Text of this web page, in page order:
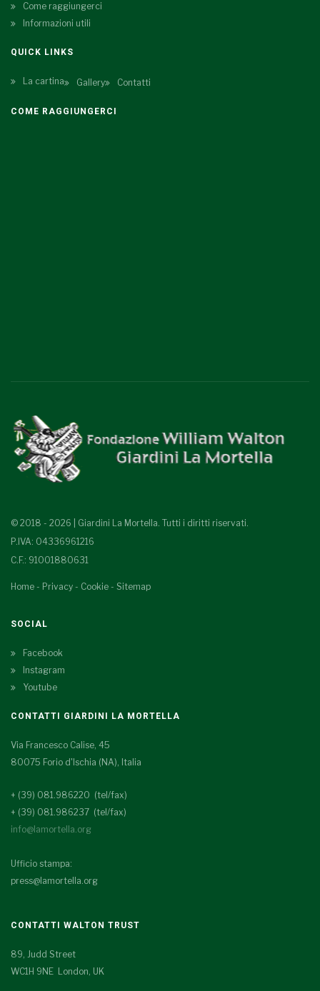
Come raggiungerci
Informazioni utili
QUICK LINKS
La cartina Gallery Contatti
COME RAGGIUNGERCI
© 2018 - 2026 | Giardini La Mortella. Tutti i diritti riservati.
P.IVA: 04336961216
C.F.: 91001880631
Home - Privacy - Cookie - Sitemap
SOCIAL
Facebook
Instagram
Youtube
CONTATTI GIARDINI LA MORTELLA
Via Francesco Calise, 45
80075 Forio d'Ischia (NA), Italia
+ (39) 081.986220 (tel/fax)
+ (39) 081.986237 (tel/fax)
info@lamortella.org
Ufficio stampa:
press@lamortella.org
CONTATTI WALTON TRUST
89, Judd Street
WC1H 9NE London, UK